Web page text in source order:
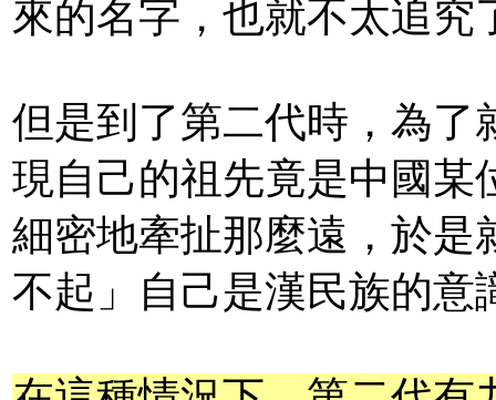
來的名字，也就不太追究
但是到了第二代時，為了
現自己的祖先竟是中國某
細密地牽扯那麼遠，於是
不起」自己是漢民族的意